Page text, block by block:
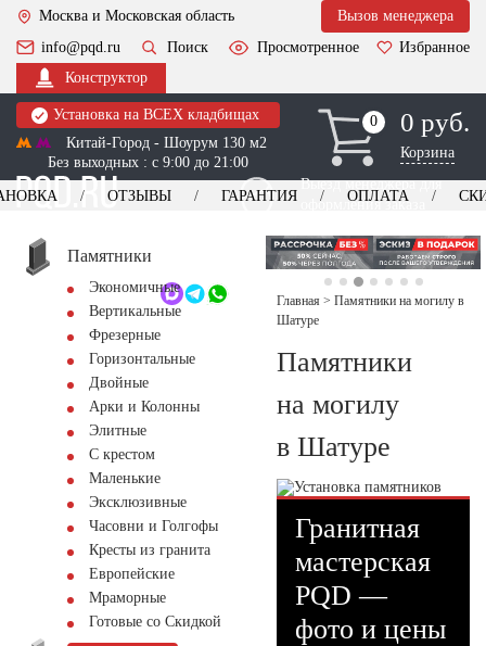
Москва и Московская область
Вызов менеджера
info@pqd.ru
Поиск Просмотренное
Избранное
Конструктор
Установка на ВСЕХ кладбищах
Китай-Город - Шоурум 130 м2
Без выходных : с 9:00 до 21:00
0
0 0 руб.
Корзина
Выезд менеджера для
оформления заказа
+7 (495) 518-44-23
Обратный звонок
ОТЗЫВЫ ГАРАНТИЯ ОПЛАТА
Памятники
Экономичные
Вертикальные
Фрезерные
Горизонтальные
Двойные
Арки и Колонны
Элитные
С крестом
Маленькие
Эксклюзивные
Часовни и Голгофы
Кресты из гранита
Европейские
Мраморные
Готовые со Скидкой
Главная > Памятники на могилу в
Шатуре
Памятники
на могилу
в Шатуре
Гранитная
мастерская
PQD —
фото и цены